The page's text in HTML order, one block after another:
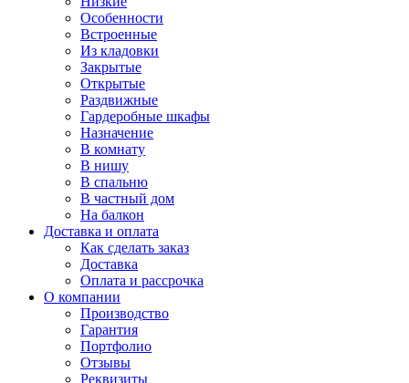
Особенности
Встроенные
Из кладовки
Закрытые
Открытые
Раздвижные
Гардеробные шкафы
Назначение
В комнату
В нишу
В спальню
В частный дом
На балкон
Доставка и оплата
Как сделать заказ
Доставка
Оплата и рассрочка
О компании
Производство
Гарантия
Портфолио
Отзывы
Реквизиты